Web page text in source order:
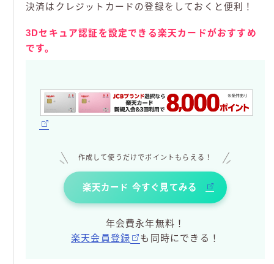
決済はクレジットカードの登録をしておくと便利！
3Dセキュア認証を設定できる楽天カードがおすすめ
です。
作成して使うだけでポイントもらえる！
楽天カード 今すぐ見てみる
年会費永年無料！
楽天会員登録
も同時にできる！